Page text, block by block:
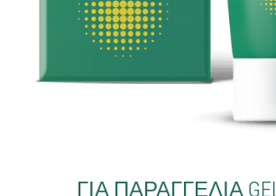
ΓΙΑ ΠΑΡΑΓΓΕΛΊΑ